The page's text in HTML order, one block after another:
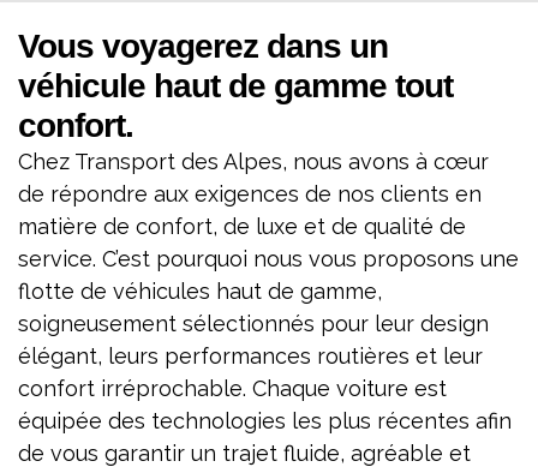
Vous voyagerez dans un
véhicule haut de gamme tout
confort.
Chez Transport des Alpes, nous avons à cœur
de répondre aux exigences de nos clients en
matière de confort, de luxe et de qualité de
service. C’est pourquoi nous vous proposons une
flotte de véhicules haut de gamme,
soigneusement sélectionnés pour leur design
élégant, leurs performances routières et leur
confort irréprochable. Chaque voiture est
équipée des technologies les plus récentes afin
de vous garantir un trajet fluide, agréable et